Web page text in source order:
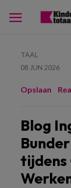
TAAL
08 JUN 2026
Opslaan
Blog
tijdens